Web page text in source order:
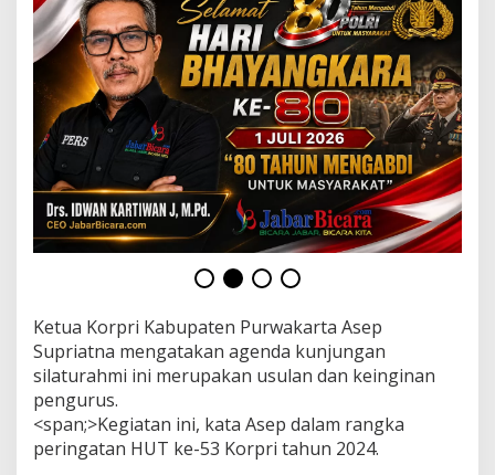
r
a
h
m
i
k
e
S
e
j
u
m
l
a
e
s
e
h
Ketua Korpri Kabupaten Purwakarta Asep
Supriatna mengatakan agenda kunjungan
silaturahmi ini merupakan usulan dan keinginan
pengurus.
<span;>Kegiatan ini, kata Asep dalam rangka
peringatan HUT ke-53 Korpri tahun 2024.